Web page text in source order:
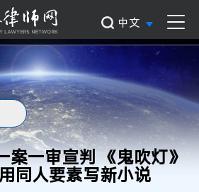
中文
案一审宣判 《鬼吹灯》
同人要素写新小说